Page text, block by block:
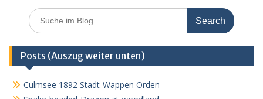
Search
for:
Posts (Auszug weiter unten)
Culmsee 1892 Stadt-Wappen Orden